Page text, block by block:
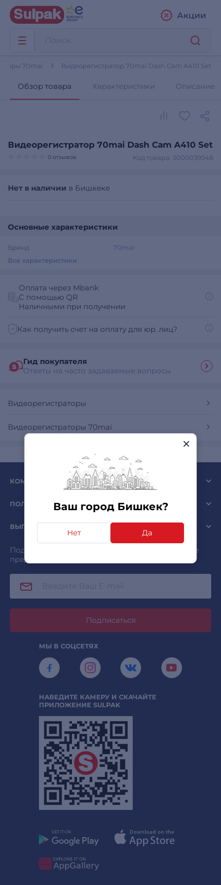
Ваш город Бишкек?
Нет Да
Акции
70mai Видеорегистратор 70mai Dash Cam A410 Set
Обзор товара Характеристики Описание
Видеорегистратор 70mai Dash Cam A410 Set
Код товара: 3000039548
0 отзывов
Нет в наличии в Бишкеке
Основные характеристики
Бренд
70mai
Все характеристики
Оплата через Mbank
С помощью QR
Наличными при получении
Как получить счет на оплату для юр. лиц?
Гид покупателя
Ответы на часто задаваемые вопросы
Видеорегистраторы
Видеорегистраторы 70mai
КОМПАНИЯ SULPAK
ПОЛЕЗНО
ВЫГОДНО
Подписывайтесь и получайте самые интересные
предложения первыми!
Подписаться
МЫ В СОЦСЕТЯХ
НАВЕДИТЕ КАМЕРУ И СКАЧАЙТЕ
ПРИЛОЖЕНИЕ SULPAK